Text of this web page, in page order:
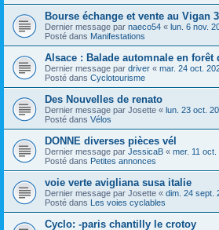
Bourse échange et vente au Vigan
Dernier message par naeco54 « lun. 6 nov.
Posté dans Manifestations
Alsace : Balade automnale en forêt
Dernier message par driver « mar. 24 oct.
Posté dans Cyclotourisme
Des Nouvelles de renato
Dernier message par Josette « lun. 23 oct.
Posté dans Vélos
DONNE diverses pièces vél
Dernier message par JessicaB « mer. 11
Posté dans Petites annonces
voie verte avigliana susa italie
Dernier message par Josette « dim. 24 sept.
Posté dans Les voies cyclables
Cyclo: -paris chantilly le crotoy